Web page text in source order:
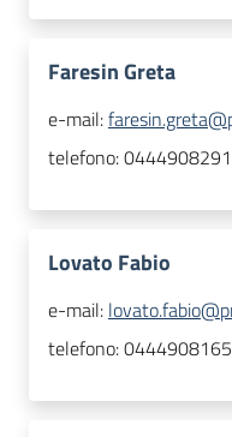
Faresin Greta
e-mail:
telefono:0444908291
Lovato Fabio
e-mail:
telefono:0444908165